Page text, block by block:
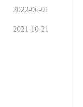
2022-06-01
2021-10-21